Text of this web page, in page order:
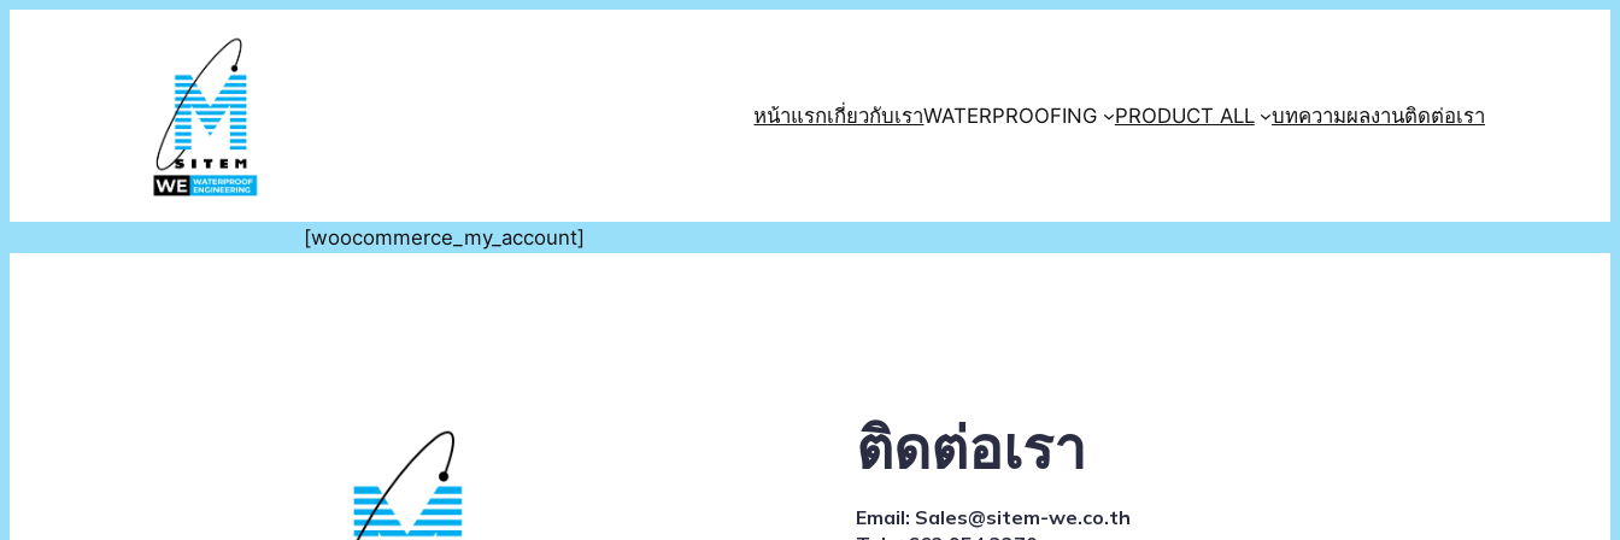
หน้าแรกเกี่ยวกับเราWATERPROOFING PRODUCT ALL บทความผลงานติดต่อเรา
[woocommerce_my_account]
ติดต่อเรา
Email: Sales@sitem-we.co.th